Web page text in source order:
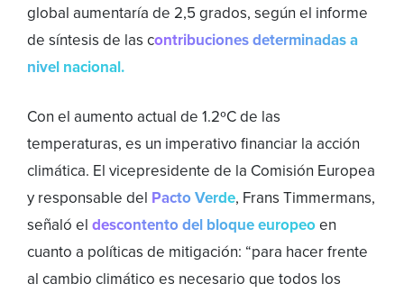
global aumentaría de 2,5 grados, según el informe
de síntesis de las contribuciones determinadas a
nivel nacional.
Con el aumento actual de 1.2ºC de las
temperaturas, es un imperativo financiar la acción
climática. El vicepresidente de la Comisión Europea
y responsable del Pacto Verde, Frans Timmermans,
señaló el descontento del bloque europeoen
cuanto a políticas de mitigación: “para hacer frente
al cambio climático es necesario que todos los